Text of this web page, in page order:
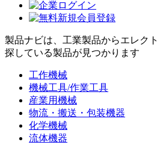
製品ナビは、工業製品からエレク
探している製品が見つかります
工作機械
機械工具/作業工具
産業用機械
物流・搬送・包装機器
化学機械
流体機器